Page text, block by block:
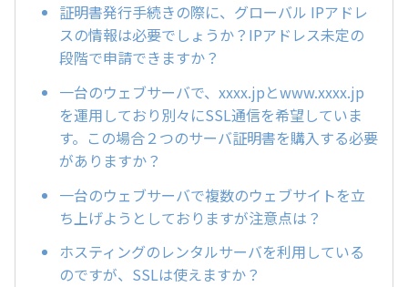
証明書発行手続きの際に、グローバル IPアドレ
スの情報は必要でしょうか？IPアドレス未定の
段階で申請できますか？
一台のウェブサーバで、xxxx.jpとwww.xxxx.jp
を運用しており別々にSSL通信を希望していま
す。この場合２つのサーバ証明書を購入する必要
がありますか？
一台のウェブサーバで複数のウェブサイトを立
ち上げようとしておりますが注意点は？
ホスティングのレンタルサーバを利用している
のですが、SSLは使えますか？